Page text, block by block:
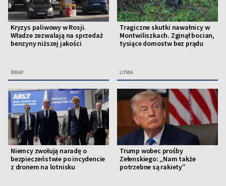
Kryzys paliwowy w Rosji.
Władze zezwalają na sprzedaż
benzyny niższej jakości
ŚWIAT
Tragiczne skutki nawałnicy w
Montwiliszkach. Zginął bocian,
tysiące domostw bez prądu
LITWA
Niemcy zwołują naradę o
bezpieczeństwie po incydencie
z dronem na lotnisku
Trump wobec prośby
Zełenskiego: „Nam także
potrzebne są rakiety”